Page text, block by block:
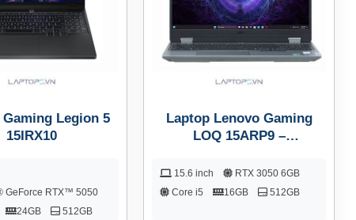
Gaming Legion 5
15IRX10
GeForce RTX™ 5050
24GB 512GB
Laptop Lenovo Gaming
LOQ 15ARP9 –
15.6 inch
RTX 3050 6GB
Core i5
16GB 512GB